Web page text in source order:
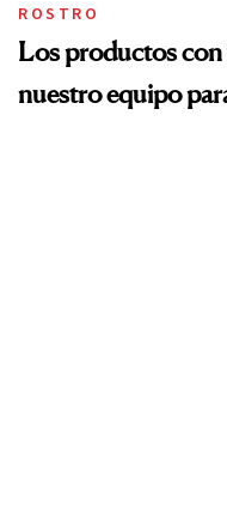
ROSTRO
Los productos
nuestro equipo